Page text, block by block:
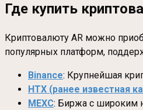
Где купить
Криптовалюту AR можно
популярных платформ,
Binance: Крупнейшая
HTX (ранее известная
MEXC: Биржа с широким